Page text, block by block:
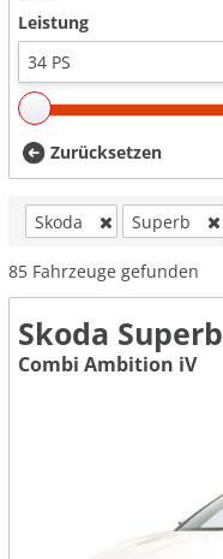
Leistung
Zurücksetzen
Skoda Superb
85 Fahrzeuge gefunden
Skoda Superb
Combi Ambition iV